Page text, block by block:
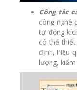
Công tắc
công nghệ
tự động
có thể
định, hiệu
lượng,